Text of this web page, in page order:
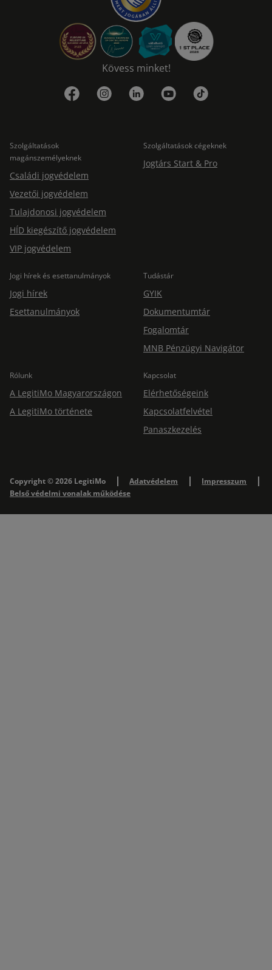
Kövess minket!
Szolgáltatások
magánszemélyeknek
Családi jogvédelem
Vezetői jogvédelem
Tulajdonosi jogvédelem
HÍD kiegészítő jogvédelem
VIP jogvédelem
Szolgáltatások cégeknek
Jogtárs Start & Pro
Jogi hírek és esettanulmányok
Jogi hírek
Esettanulmányok
Tudástár
GYIK
Dokumentumtár
Fogalomtár
MNB Pénzügyi Navigátor
Rólunk
A LegitiMo Magyarországon
A LegitiMo története
Kapcsolat
Elérhetőségeink
Kapcsolatfelvétel
Panaszkezelés
Copyright © 2026 LegitiMo Adatvédelem
Impresszum
Belső védelmi vonalak működése